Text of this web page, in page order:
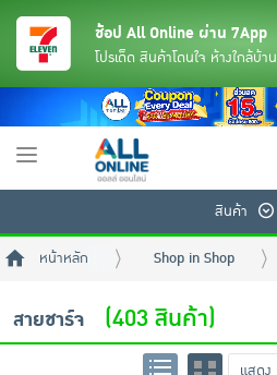
ช้อป All Online ผ่าน 7App
โปรเด็ด สินค้าโดนใจ ห้างใกล้บ้าน
Toggle
สินค้า
หน้าหลัก Shop in Shop
สายชาร์จ (403 สินค้า)
แสดง